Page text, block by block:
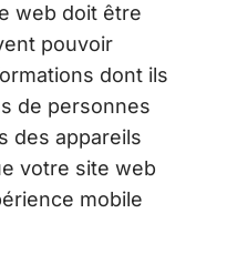
web doit être
pouvoir
dont ils
de personnes
des appareils
votre site web
mobile